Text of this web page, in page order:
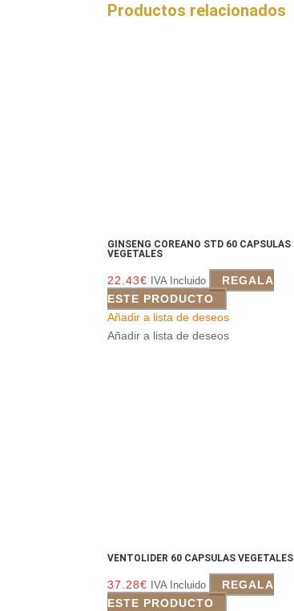
Productos relacionados
GINSENG COREANO STD 60 CAPSULAS
VEGETALES
22.43€ IVA Incluido
REGALA
ESTE PRODUCTO
Añadir a lista de deseos
Añadir a lista de deseos
VENTOLIDER 60 CAPSULAS VEGETALES
37.28€ IVA Incluido
REGALA
ESTE PRODUCTO